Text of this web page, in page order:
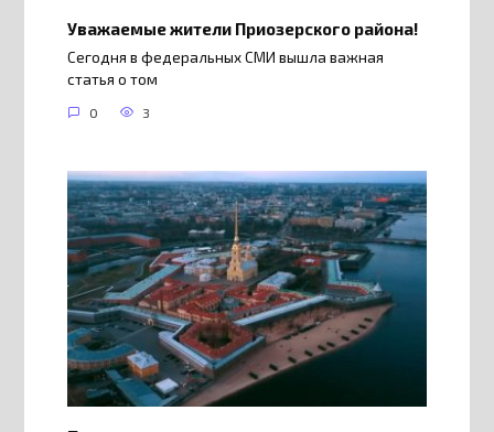
Уважаемые жители Приозерского района!
Сегодня в федеральных СМИ вышла важная
статья о том
0 3